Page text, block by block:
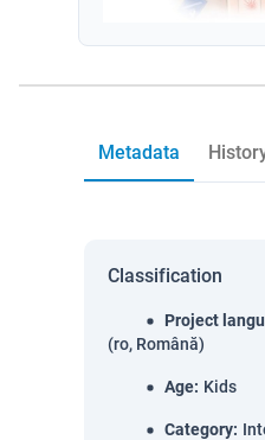
Metadata
Classification
Project
(ro, Română)
Age: Kids
Category: